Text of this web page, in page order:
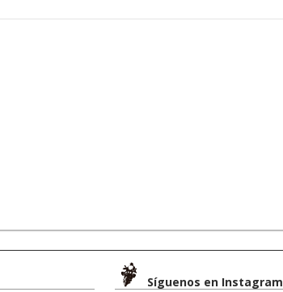
Síguenos en Instagram